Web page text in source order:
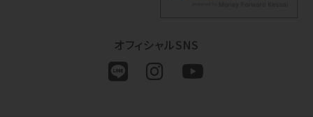
オフィシャルSNS